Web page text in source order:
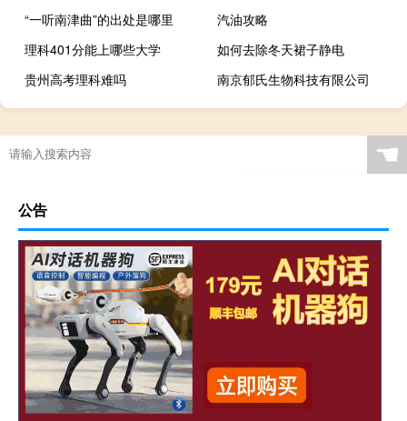
“一听南津曲”的出处是哪里
汽油攻略
理科401分能上哪些大学
如何去除冬天裙子静电
贵州高考理科难吗
南京郁氏生物科技有限公司
☚
公告